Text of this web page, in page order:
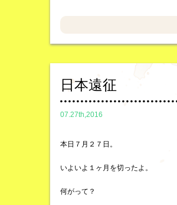
日本遠征
07.27th,2016
本日７月２７日。
いよいよ１ヶ月を切ったよ。
何がって？